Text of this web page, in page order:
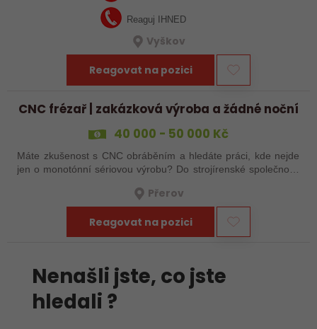
Reaguj IHNED
Vyškov
Reagovat na pozici
CNC frézař | zakázková výroba a žádné noční
40 000 - 50 000 Kč
Máte zkušenost s CNC obráběním a hledáte práci, kde nejde
jen o monotónní sériovou výrobu? Do strojírenské společnosti
Přerov
Reagovat na pozici
Nenašli jste, co jste
hledali ?